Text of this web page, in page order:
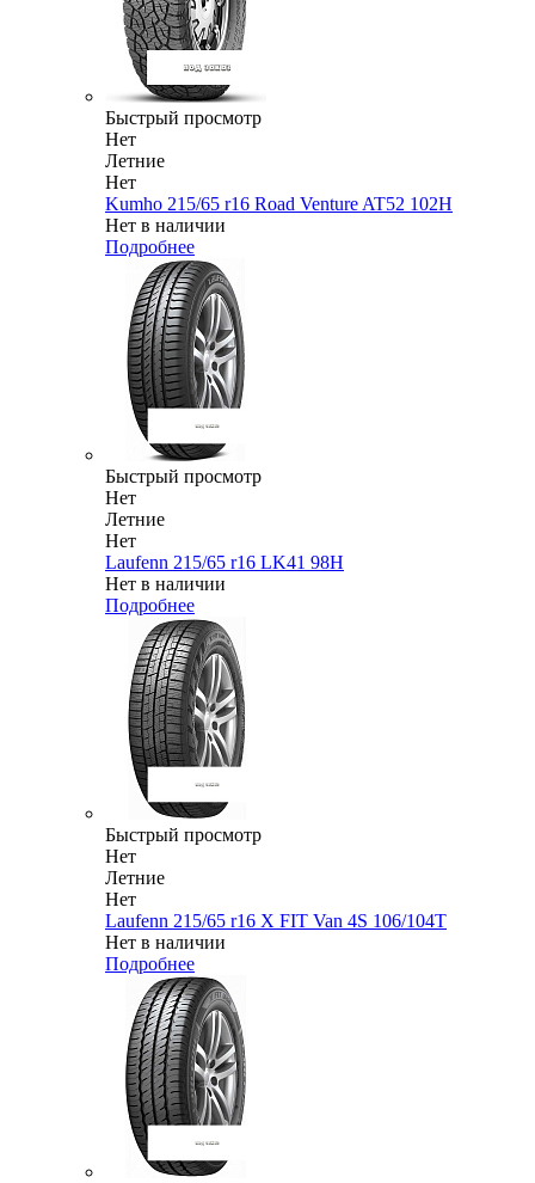
Быстрый просмотр
Нет
Летние
Нет
Kumho 215/65 r16 Road Venture AT52 102H
Нет в наличии
Подробнее
Быстрый просмотр
Нет
Летние
Нет
Laufenn 215/65 r16 LK41 98H
Нет в наличии
Подробнее
Быстрый просмотр
Нет
Летние
Нет
Laufenn 215/65 r16 X FIT Van 4S 106/104T
Нет в наличии
Подробнее